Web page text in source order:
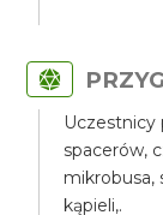
spacerów,
mikrobusa,
kąpieli,.